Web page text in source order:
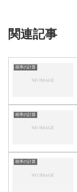
関連記事
税率の計算
税率の計算
税率の計算